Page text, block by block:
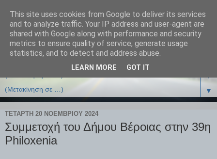
▼
▼
ΤΕΤΆΡΤΗ 20 ΝΟΕΜΒΡΊΟΥ 2024
Συμμετοχή του Δήμου Βέροιας στην 39η
Philoxenia
This site uses cookies from Google to deliver its services
and to analyze traffic. Your IP address and user-agent are
shared with Google along with performance and security
metrics to ensure quality of service, generate usage
statistics, and to detect and address abuse.
LEARN MORE GOT IT